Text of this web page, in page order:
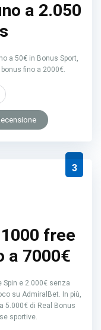
a 2.050
a 50€ in Bonus Sport,
fino a 2000€.
3
free
a 7000€
Spin e 2.000€ senza
su AdmiralBet. In più,
5.000€ di Real Bonus
sportive.